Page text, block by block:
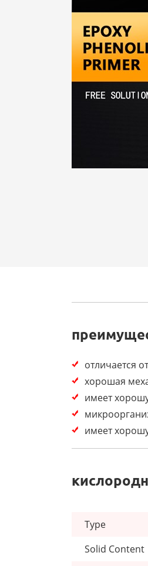
отличается
хорошая
имеет
имеет
Type
Solid Content